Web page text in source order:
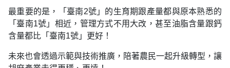
最重要的是，「臺南2號」的生育期跟產量都與原本熟悉的
「臺南1號」相近，管理方式不用大改，甚至油脂含量跟鈣
含量都比「臺南1號」更好！
未來也會透過示範與技術推廣，陪著農民一起升級轉型，讓